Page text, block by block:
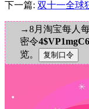
下一篇: 双十一全球
→8月淘宝每人
密令
览。